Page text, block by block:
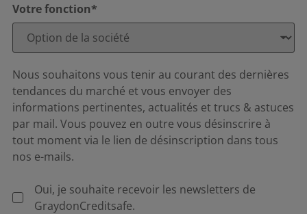
Votre fonction*
Nous souhaitons vous tenir au courant des dernières
tendances du marché et vous envoyer des
informations pertinentes, actualités et trucs & astuces
par mail. Vous pouvez en outre vous désinscrire à
tout moment via le lien de désinscription dans tous
nos e-mails.
Oui, je souhaite recevoir les newsletters de
GraydonCreditsafe.